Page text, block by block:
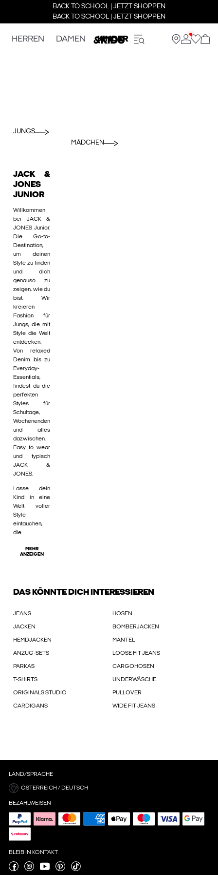
BACK TO SCHOOL | JETZT SHOPPEN
BACK TO SCHOOL | JETZT SHOPPEN
HERREN DAMEN KINDER
JUNGS
MÄDCHEN
JACK &
JONES
JUNIOR
Willkommen
bei JACK &
JONES Junior.
Die Go-to-
Destination,
um deinen
Style zu finden
und dich
genauso zu
zeigen, wie du
bist. Wir
kreieren
Fashion für
Jungs, die mit
Style die Welt
entdecken.
Von relaxed
Denim bis zu
Everyday-
Essentials,
findest du die
perfekten
Styles für
Schultage,
Wochenenden
und alles
dazwischen.
Easy to wear
und typisch
JACK &
JONES.
Lasse dein
Kind in eine
Welt voller
Style
eintauchen,
die
MEHR
ANZEIGEN
DAS KÖNNTE DICH INTERESSIEREN
JEANS HOSEN
JACKEN BOMBERJACKEN
HEMDJACKEN MÄNTEL
ANZUG-SETS LOOSE FIT JEANS
PARKAS CARGOHOSEN
T-SHIRTS UNDERWÄSCHE
ORIGINALS STUDIO PULLOVER
CARDIGANS WIDE FIT JEANS
LAND/SPRACHE
ÖSTERREICH / DEUTSCH
BEZAHLWEISEN
BLEIB IN KONTAKT